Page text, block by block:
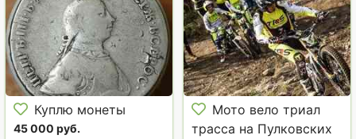
Куплю монеты
45 000 руб.
Мото вело триал
трасса на Пулковских